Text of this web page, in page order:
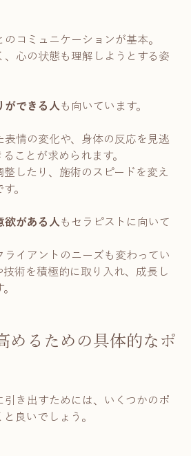
コミュニケーションが基本。
、心の状態も理解しようとする姿
ができる人も向いています。
表情の変化や、身体の反応を見逃
ことが求められます。
したり、施術のスピードを変え
。
欲がある人もセラピストに向いて
ライアントのニーズも変わってい
技術を積極的に取り入れ、成長し
めるための具体的なポ
引き出すためには、いくつかのポ
良いでしょう。